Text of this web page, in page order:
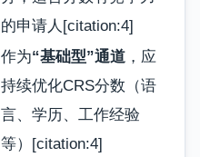
的申请人[citation:4]
作为“基础型”通道 ，应
持续优化CRS分数（语
言、学历、工作经验
等）[citation:4]